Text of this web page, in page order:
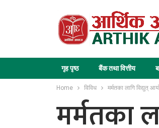
गृह पृष्ठ बैंक तथा वित्तीय
Home विविध मर्मतका लागि विद्युत्
मर्मतका